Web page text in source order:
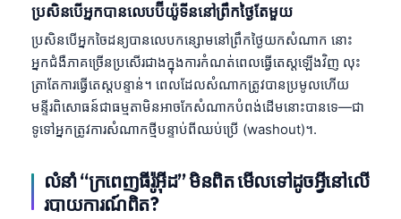
ប្រសិនបើអ្នកបានលេបប៊ីយ៉ូទីននៅព្រឹកថ្ងៃតែមួយ
ប្រសិនបើអ្នកចៃដន្យបានលេបកន្សោមនៅព្រឹកថ្ងៃយកសំណាក នោះ
អ្នកជំងឺភាគច្រើនប្រសើរជាងក្នុងការកំណត់ពេលធ្វើតេស្តឡើងវិញ លុះ
ត្រាតែការធ្វើតេស្តបន្ទាន់។ ពេលដែលសំណាកត្រូវបានប្រមូលហើយ
មន្ទីរពិសោធន៍ជាធម្មតាមិនអាចកែសំណាកបំពង់ដើមនោះបានទេ—ជា
ទូទៅអ្នកត្រូវការសំណាកថ្មីបន្ទាប់ពីឈប់ប្រើ (washout)។.
លំនាំ “ក្រពេញធីរ៉ូអ៊ីដ” មិនពិត មើលទៅដូចអ្វីនៅលើ
របាយការណ៍ពិត?